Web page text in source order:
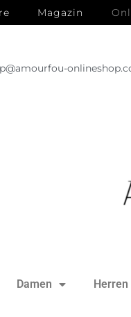
Magazin
Damen Herren